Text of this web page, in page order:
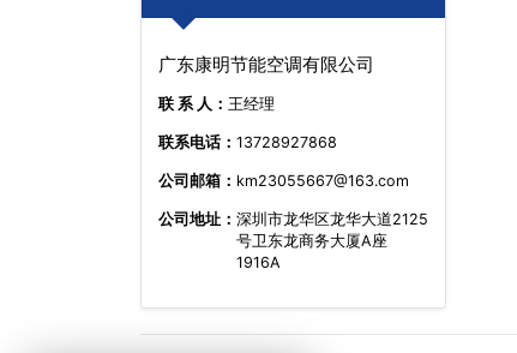
广东康明节能空调有限公司
联 系 人： 王经理
联系电话： 13728927868
公司邮箱： km23055667@163.com
公司地址： 深圳市龙华区龙华大道2125
号卫东龙商务大厦A座
1916A